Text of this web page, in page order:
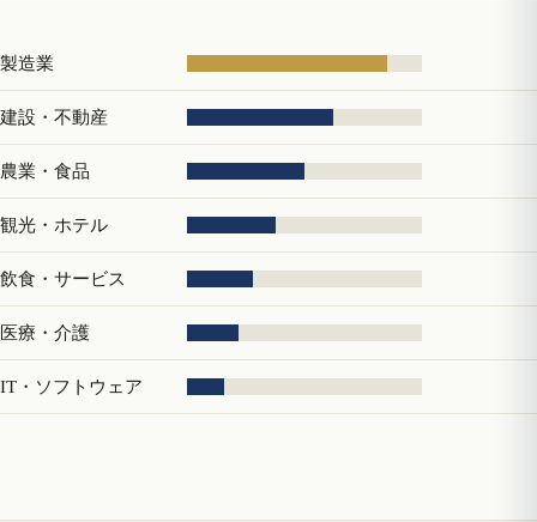
製造業
建設・不動産
農業・食品
観光・ホテル
飲食・サービス
医療・介護
IT・ソフトウェア